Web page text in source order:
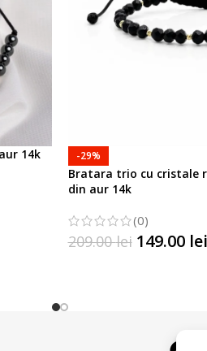
14k -29%
Bratara trio cu cristale
din aur 14k
(0)
209.00lei 149.00 lei